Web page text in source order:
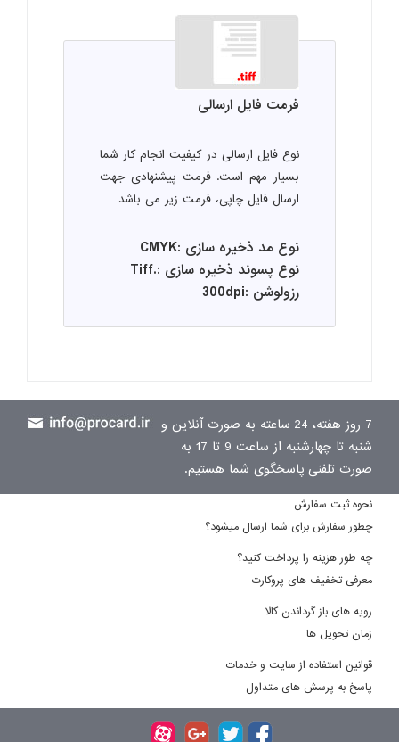
فرمت فایل ارسالی
نوع فایل ارسالی در کیفیت انجام کار شما
بسیار مهم است. فرمت پیشنهادی جهت
ارسال فایل چاپی، فرمت زیر می باشد
نوع مد ذخیره سازی :CMYK
نوع پسوند ذخیره سازی :.Tiff
رزولوشن :300dpi
7 روز هفته، 24 ساعته به صورت آنلاین و
شنبه تا چهارشنبه از ساعت 9 تا 17 به
صورت تلفنی پاسخگوی شما هستیم.
نحوه ثبت سفارش
چطور سفارش برای شما ارسال میشود؟
چه طور هزینه را پرداخت کنید؟
معرفی تخفیف های پروکارت
رویه های باز گرداندن کالا
زمان تحویل ها
قوانین استفاده از سایت و خدمات
پاسخ به پرسش های متداول